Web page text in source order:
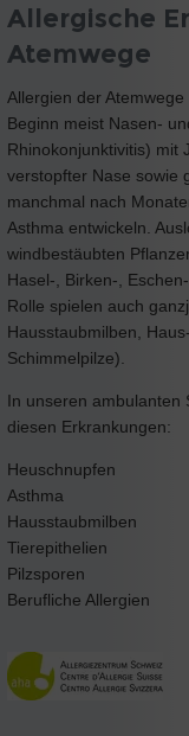
Allergische
Atemwege
Allergien der
Beginn meist Nasen-
Rhinokonjunktivitis) mit
verstopfter Nase sowie
manchmal nach
Asthma entwickeln.
windbestäubten
Hasel-, Birken-,
Rolle spielen auch
Hausstaubmilben,
Schimmelpilze).
In unseren ambulanten
diesen Erkrankungen:
Heuschnupfen
Asthma
Hausstaubmilben
Tierepithelien
Pilzsporen
Berufliche Allergien